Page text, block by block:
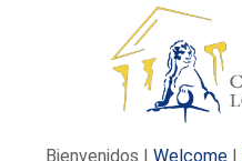
Bienvenidos | Welcome |